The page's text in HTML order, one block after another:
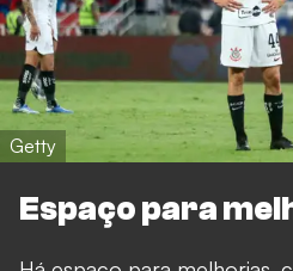
Getty
Espaço para